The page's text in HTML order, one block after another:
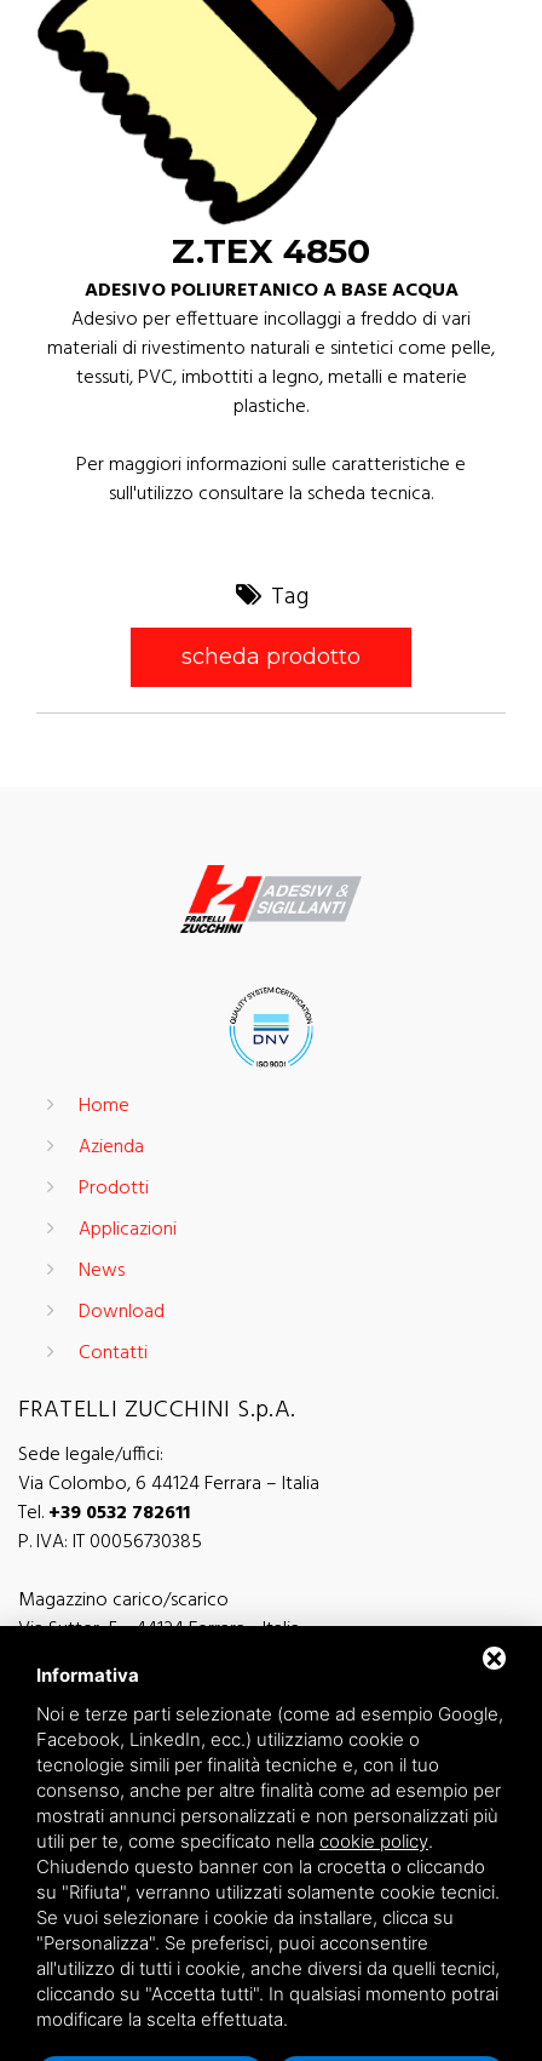
Z.TEX 4850
ADESIVO POLIURETANICO A BASE ACQUA
Adesivo per effettuare incollaggi a freddo di vari
materiali di rivestimento naturali e sintetici come pelle,
tessuti, PVC, imbottiti a legno, metalli e materie
plastiche.
Per maggiori informazioni sulle caratteristiche e
sull'utilizzo consultare la scheda tecnica.
Tag
scheda prodotto
Home
Azienda
Prodotti
Applicazioni
News
Download
Contatti
FRATELLI ZUCCHINI S.p.A.
Sede legale/uffici:
Via Colombo, 6 44124 Ferrara – Italia
Tel.+39 0532 782611
P. IVA: IT 00056730385
Magazzino carico/scarico
Via Sutter, 5 - 44124 Ferrara - Italia
Via Finati 4/L - 4/M - 44124 Ferrara - Italia
informazioni generiche
info@zucchini.it
ufficio commerciale
commerciale@zucchini.it
Privacy/Sitemap
Informativa
Noi e terze parti selezionate (come ad esempio Google,
Facebook, LinkedIn, ecc.) utilizziamo cookie o
tecnologie simili per finalità tecniche e, con il tuo
consenso, anche per altre finalità come ad esempio per
mostrati annunci personalizzati e non personalizzati più
utili per te, come specificato nella cookie policy.
Chiudendo questo banner con la crocetta o cliccando
su "Rifiuta", verranno utilizzati solamente cookie tecnici.
Se vuoi selezionare i cookie da installare, clicca su
"Personalizza". Se preferisci, puoi acconsentire
all'utilizzo di tutti i cookie, anche diversi da quelli tecnici,
cliccando su "Accetta tutti". In qualsiasi momento potrai
modificare la scelta effettuata.